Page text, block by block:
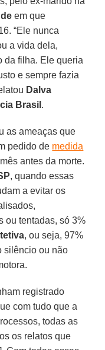
em que
“Ele nunca
a vida dela,
da filha. Ele queria
e sempre fazia
Dalva
Brasil .
as ameaças que
pedido de medida
antes da morte.
, quando essas
a evitar os
ou tentadas, só 3%
, ou seja, 97%
silêncio ou não
registrado
com tudo que a
todas as
os relatos que